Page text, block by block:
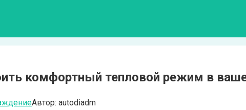
комфортный тепловой режим в
Автор: autodiadm